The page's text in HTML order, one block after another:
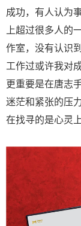
成功，有人认为
上超过很多人的
作室，没有认识
工作过或许我对
更重要是在唐志
迷茫和紧张的压
在找寻的是心灵